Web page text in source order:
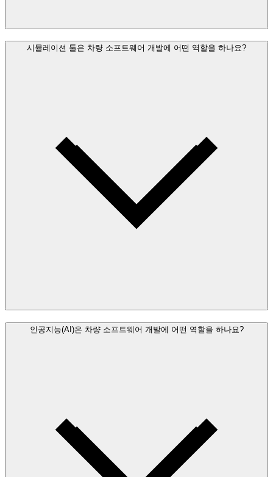
시뮬레이션 툴은 차량 소프트웨어 개발에 어떤 역할을 하나요?
인공지능(AI)은 차량 소프트웨어 개발에 어떤 역할을 하나요?